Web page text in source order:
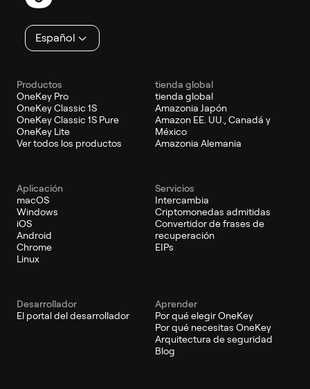
página
Español
Productos
OneKey Pro
OneKey Classic 1S
OneKey Classic 1S Pure
OneKey Lite
Ver todos los productos
tienda global
tienda global
Amazonia Japón
Amazon EE. UU., Canadá y
México
Amazonia Alemania
Aplicación
macOS
Windows
iOS
Android
Chrome
Linux
Servicios
Intercambia
Criptomonedas admitidas
Convertidor de frases de
recuperación
EIPs
Desarrollador
El portal del desarrollador
Aprender
Por qué elegir OneKey
Por qué necesitas OneKey
Arquitectura de seguridad
Blog